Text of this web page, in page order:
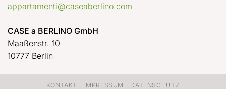
appartamenti@caseaberlino.com
CASE a BERLINO GmbH
Maaßenstr. 10
10777 Berlin
KONTAKT IMPRESSUM DATENSCHUTZ